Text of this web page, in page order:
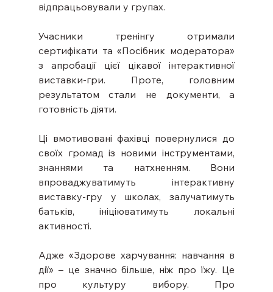
відпрацьовували у групах.
Учасники тренінгу отримали
сертифікати та «Посібник модератора»
з апробації цієї цікавої інтерактивної
виставки-гри. Проте, головним
результатом стали не документи, а
готовність діяти.
Ці вмотивовані фахівці повернулися до
своїх громад із новими інструментами,
знаннями та натхненням. Вони
впроваджуватимуть інтерактивну
виставку-гру у школах, залучатимуть
батьків, ініціюватимуть локальні
активності.
Адже «Здорове харчування: навчання в
дії» – це значно більше, ніж про їжу. Це
про культуру вибору. Про